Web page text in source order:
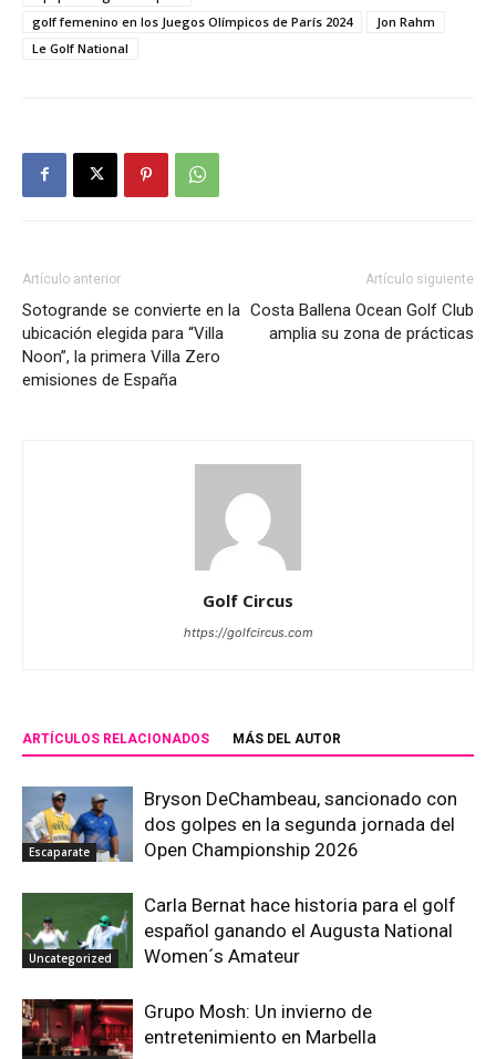
golf femenino en los Juegos Olímpicos de París 2024
Jon Rahm
Le Golf National
Artículo anterior
Sotogrande se convierte en la
ubicación elegida para “Villa
Noon”, la primera Villa Zero
emisiones de España
Artículo siguiente
Costa Ballena Ocean Golf Club
amplia su zona de prácticas
Golf Circus
https://golfcircus.com
ARTÍCULOS RELACIONADOS MÁS DEL AUTOR
Escaparate
Bryson DeChambeau, sancionado con
dos golpes en la segunda jornada del
Open Championship 2026
Uncategorized
Carla Bernat hace historia para el golf
español ganando el Augusta National
Women´s Amateur
Grupo Mosh: Un invierno de
entretenimiento en Marbella